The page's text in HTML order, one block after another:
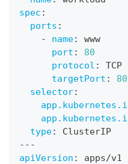
spec :
ports :
-
name:
www
port :
80
protocol :
TCP
targetPort :
80
selector:
type:
ClusterIP
---
apiVersion :
apps/v1